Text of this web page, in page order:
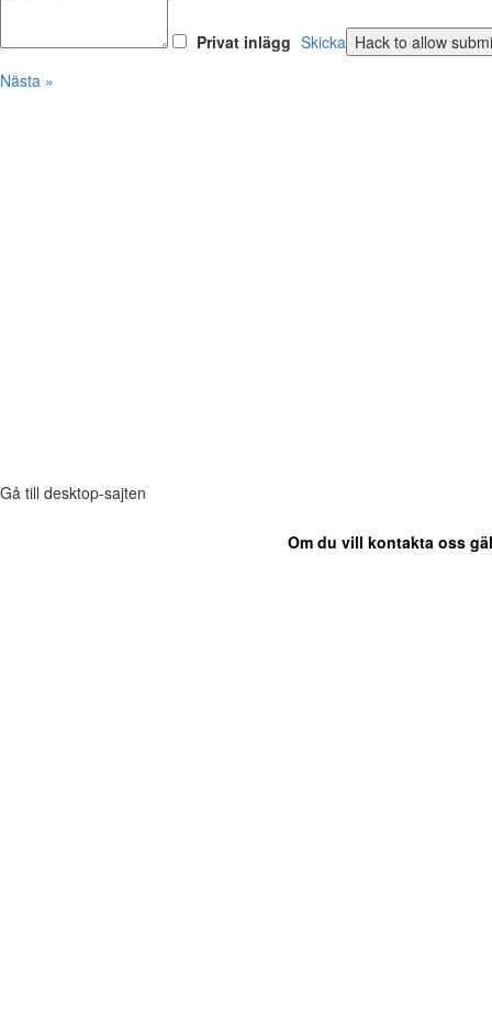
Privat inlägg Skicka
Nästa »
Gå till desktop-sajten
Om du vill kontakta oss